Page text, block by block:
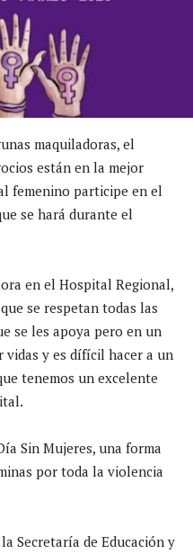
maquiladoras, el
están en la mejor
femenino participe en el
se hará durante el
en el Hospital Regional,
se respetan todas las
se les apoya pero en un
y es dífícil hacer a un
tenemos un excelente
Sin Mujeres, una forma
por toda la violencia
Secretaría de Educación y